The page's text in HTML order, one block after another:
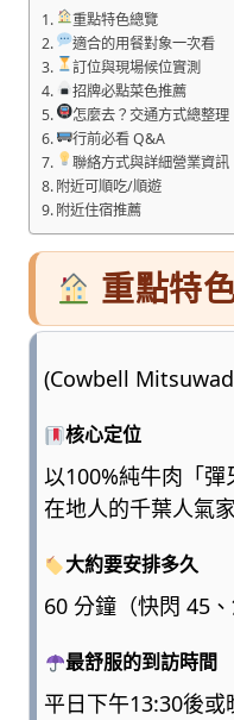
重點特色總覽
適合的用餐對象一次看
訂位與現場候位實測
招牌必點菜色推薦
怎麼去？交通方式總整理
行前必看 Q&A
聯絡方式與詳細營業資訊
附近可順吃/順遊
附近住宿推薦
重點特
(Cowbell
核心定位
以100%純牛肉「彈
在地人的千葉人氣
大約要安排多久
60 分鐘（快閃 45、
最舒服的到訪時間
平日下午13:30後